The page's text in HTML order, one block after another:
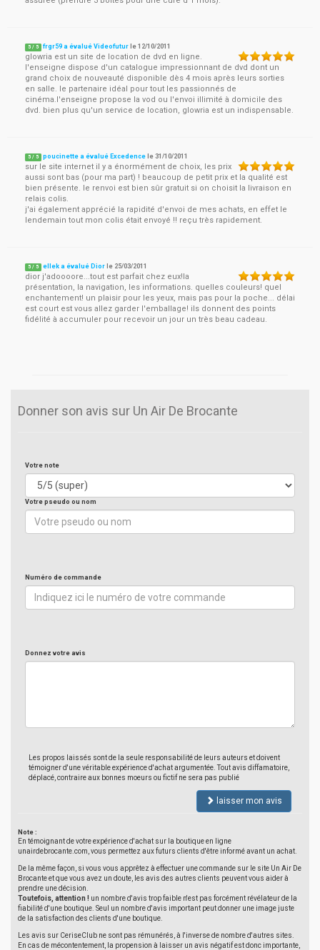
5 / 5 frgr59 a évalué Videofutur le12/10/2011
glowria est un site de location de dvd en ligne.
l'enseigne dispose d'un catalogue impressionnant de dvd dont un
grand choix de nouveauté disponible dès 4 mois après leurs sorties
en salle. le partenaire idéal pour tout les passionnés de
cinéma.l'enseigne propose la vod ou l'envoi illimité à domicile des
dvd. bien plus qu'un service de location, glowria est un indispensable.
5 / 5 poucinette a évalué Excedence le31/10/2011
sur le site internet il y a énormément de choix, les prix
aussi sont bas (pour ma part) ! beaucoup de petit prix et la qualité est
bien présente. le renvoi est bien sûr gratuit si on choisit la livraison en
relais colis.
j'ai également apprécié la rapidité d'envoi de mes achats, en effet le
lendemain tout mon colis était envoyé !! reçu très rapidement.
5 / 5 ellek a évalué Dior le 25/03/2011
dior j'adoooore...tout est parfait chez eux!la
présentation, la navigation, les informations. quelles couleurs! quel
enchantement! un plaisir pour les yeux, mais pas pour la poche... délai
est court est vous allez garder l'emballage! ils donnent des points
fidélité à accumuler pour recevoir un jour un très beau cadeau.
Donner son avis sur Un Air De Brocante
Votre note
Votre pseudo ou nom
Numéro de commande
Donnez votre avis
Les propos laissés sont de la seule responsabilité de leurs auteurs et doivent
témoigner d'une véritable expérience d'achat argumentée. Tout avis diffamatoire,
déplacé, contraire aux bonnes moeurs ou fictif ne sera pas publié
laisser mon avis
Note :
En témoignant de votre expérience d'achat sur la boutique en ligne
unairdebrocante.com, vous permettez aux futurs clients d'être informé avant un achat.
De la même façon, si vous vous apprêtez à effectuer une commande sur le site Un Air De
Brocante et que vous avez un doute, les avis des autres clients peuvent vous aider à
prendre une décision.
Toutefois, attention ! un nombre d'avis trop faible n'est pas forcément révélateur de la
fiabilité d'une boutique. Seul un nombre d'avis important peut donner une image juste
de la satisfaction des clients d'une boutique.
Les avis sur CeriseClub ne sont pas rémunérés, à l'inverse de nombre d'autres sites.
En cas de mécontentement, la propension à laisser un avis négatif est donc importante,